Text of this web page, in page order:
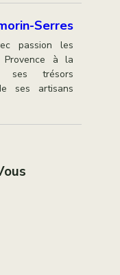
Serres
passion les
à la
ses trésors
ses artisans